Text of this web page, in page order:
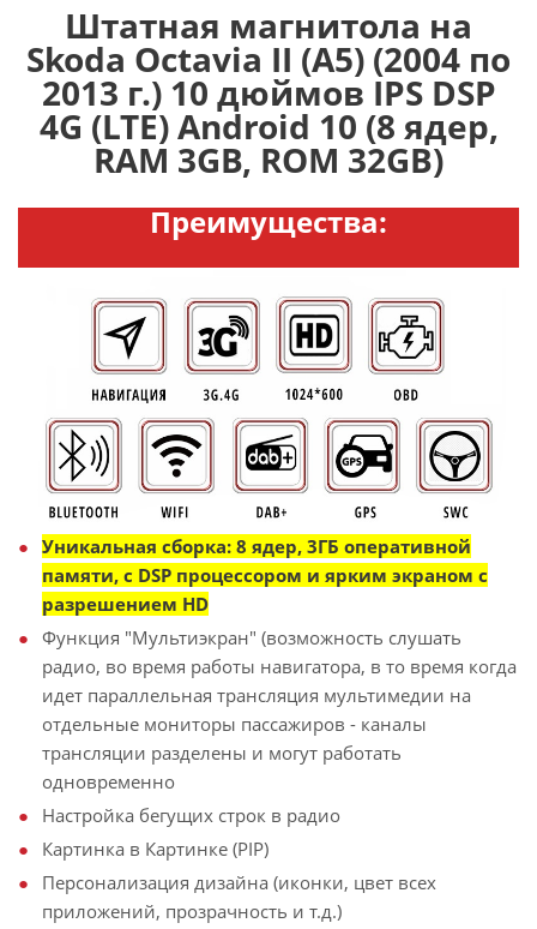
Штатная магнитола на
Skoda Octavia II (A5) (2004 по
2013 г.) 10 дюймов IPS DSP
4G (LTE) Android 10 (8 ядер,
RAM 3GB, ROM 32GB)
Преимущества:
Уникальная сборка: 8 ядер, 3ГБ оперативной
памяти, с DSP процессором и ярким экраном с
разрешением HD
Функция "Мультиэкран" (возможность слушать
радио, во время работы навигатора, в то время когда
идет параллельная трансляция мультимедии на
отдельные мониторы пассажиров - каналы
трансляции разделены и могут работать
одновременно
Настройка бегущих строк в радио
Картинка в Картинке (PIP)
Персонализация дизайна (иконки, цвет всех
приложений, прозрачность и т.д.)